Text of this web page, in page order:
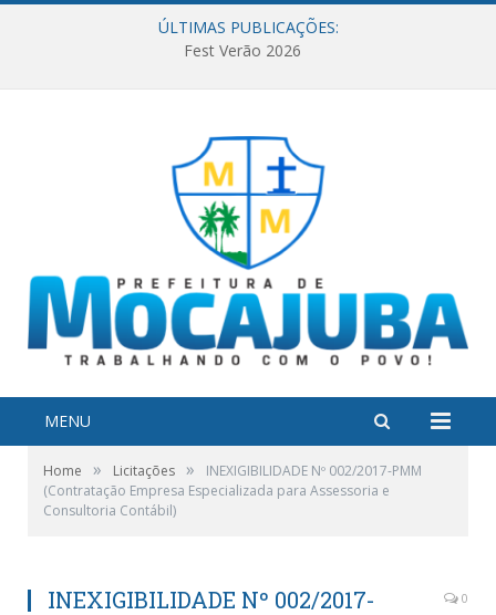
ÚLTIMAS PUBLICAÇÕES:
Fest Verão 2026
MENU
Home » Licitações »
INEXIGIBILIDADE Nº 002/2017-PMM
(Contratação Empresa Especializada para Assessoria e
Consultoria Contábil)
INEXIGIBILIDADE Nº 002/2017-
0